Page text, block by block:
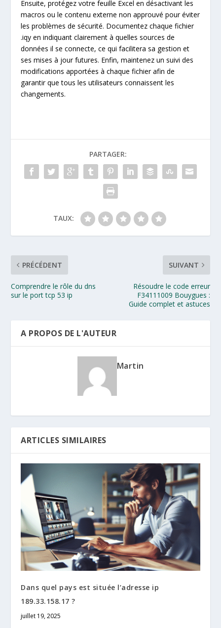
Ensuite, protégez votre feuille Excel en désactivant les
macros ou le contenu externe non approuvé pour éviter
les problèmes de sécurité. Documentez chaque fichier
.iqy en indiquant clairement à quelles sources de
données il se connecte, ce qui facilitera sa gestion et
ses mises à jour futures. Enfin, maintenez un suivi des
modifications apportées à chaque fichier afin de
garantir que tous les utilisateurs connaissent les
changements.
PARTAGER:
TAUX:
PRÉCÉDENT
Comprendre le rôle du dns
sur le port tcp 53 ip
SUIVANT
Résoudre le code erreur
F34111009 Bouygues :
Guide complet et astuces
A PROPOS DE L'AUTEUR
Martin
ARTICLES SIMILAIRES
Dans quel pays est située l’adresse ip
189.33.158.17 ?
juillet 19, 2025